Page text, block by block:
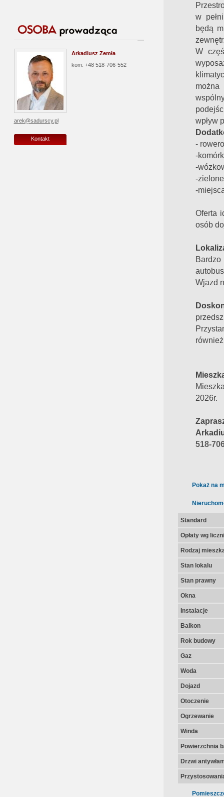
Arkadiusz Zemła
kom: +48 518-706-552
arek@sadurscy.pl
Kontakt
w
będą
W
można
wpływ
-
-
-
-
-
Oferta
osób
Wjazd
2026r.
518-
Pokaż na
Standard
Opłaty wg
Rodzaj
Stan lokalu
Stan prawny
Okna
Instalacje
Balkon
Rok budowy
Gaz
Woda
Dojazd
Otoczenie
Ogrzewanie
Winda
Powierzchnia
Drzwi